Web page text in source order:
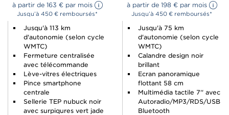
à partir de 163 € par mois
Jusqu’à 450 € remboursés*
Jusqu'à 113 km
d'autonomie (selon cycle
WMTC)
Fermeture centralisée
avec télécommande
Lève-vitres électriques
Pince smartphone
centrale
Sellerie TEP nubuck noir
avec surpiqures vert jade
à partir de 198 € par mois
Jusqu’à 450 € remboursés*
Jusqu'à 75 km
d'autonomie (selon cycle
WMTC)
Calandre design noir
brillant
Ecran panoramique
flottant 58 cm
Multimédia tactile 7'' avec
Autoradio/MP3/RDS/USB
Bluetooth